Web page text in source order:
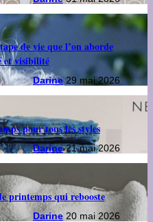
de vie que l’on aborde
et visibilité
Darine 29 mai 2026
pour tous les styles
Darine 21 mai 2026
printemps qui rebooste
Darine 20 mai 2026